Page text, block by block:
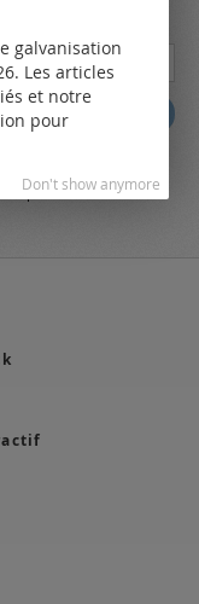
the very first hand.
Components AG
galvanisation
Les articles
et notre
pour
Don't show anymore